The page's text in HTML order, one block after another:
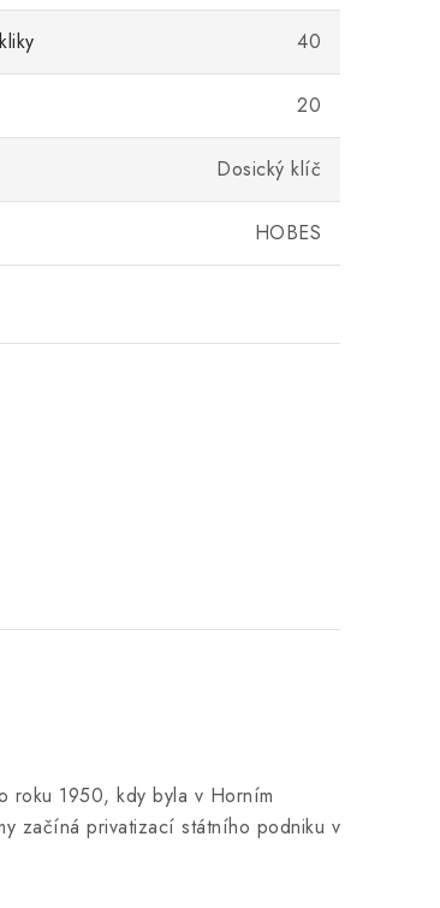
40
20
Dosický klíč
HOBES
roku 1950, kdy byla v Horním
začíná privatizací státního podniku v